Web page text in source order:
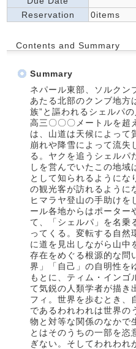
Reservation
0items
Contents and Summary
Summary
ネパール東部、ソルクン
あたる北部のクンブ地方
族”と謳われるシェルパ
高三〇〇〇メートルを超
は、山道は天候によって
崩れや降雪によって流失
る。ヤクを追うシェルパ
しを営んでいたこの地域
として知られるようにな
の観光客が訪れるように
ヒマラヤ登山の手助けを
ール各地からはポーター
て、「シェルパ」を名乗
ってくる。変転する自然
に道を見出しながら山中
存在をめぐる根源的な
界」「自己」の自明性を
もとに、ティム・インゴ
て気鋭の人類学者が描き
フィ。世界を歩むとき、
であるわれわれは世界の
物と対等な関係のなかで
とはそのうちの一部を恣
ぎない。そしてわれわれ